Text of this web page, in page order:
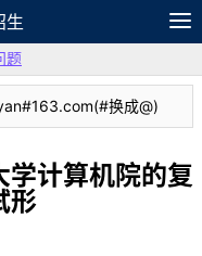
生
笔记
题
换成@)
学计算机院的复
形